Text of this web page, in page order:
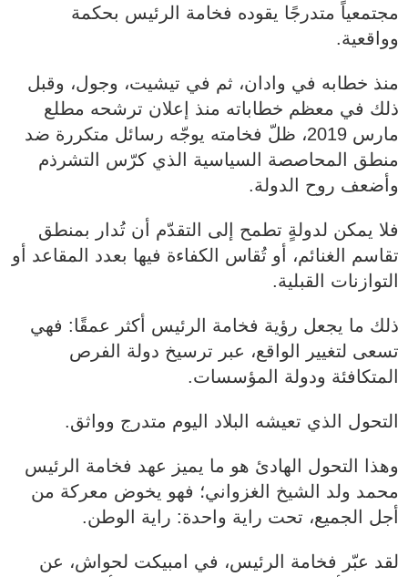
مجتمعياً متدرجًا يقوده فخامة الرئيس بحكمة
وواقعية.
منذ خطابه في وادان، ثم في تيشيت، وجول، وقبل
ذلك في معظم خطاباته منذ إعلان ترشحه مطلع
مارس 2019، ظلّ فخامته يوجّه رسائل متكررة ضد
منطق المحاصصة السياسية الذي كرّس التشرذم
وأضعف روح الدولة.
فلا يمكن لدولةٍ تطمح إلى التقدّم أن تُدار بمنطق
تقاسم الغنائم، أو تُقاس الكفاءة فيها بعدد المقاعد أو
التوازنات القبلية.
ذلك ما يجعل رؤية فخامة الرئيس أكثر عمقًا: فهي
تسعى لتغيير الواقع، عبر ترسيخ دولة الفرص
المتكافئة ودولة المؤسسات.
التحول الذي تعيشه البلاد اليوم متدرج وواثق.
وهذا التحول الهادئ هو ما يميز عهد فخامة الرئيس
محمد ولد الشيخ الغزواني؛ فهو يخوض معركة من
أجل الجميع، تحت راية واحدة: راية الوطن.
لقد عبّر فخامة الرئيس، في امبيكت لحواش، عن